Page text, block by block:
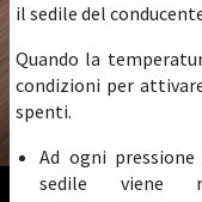
il sedile del
Quando la
condizioni per
spenti.
Ad ogni
sedile viene